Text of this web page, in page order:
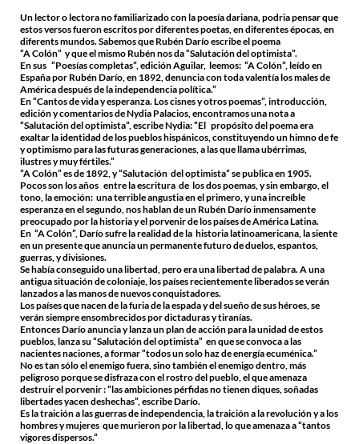
Un lector o lectora no familiarizado con la poesía dariana, podria pensar que
estos versos fueron escritos por diferentes poetas, en diferentes épocas, en
diferents mundos. Sabemos que Rubén Darío escribe el poema
“A Colón” y que el mismo Rubén nos da “Salutación del optimista”.
En sus “Poesías completas”, edición Aguilar, leemos: “A Colón”, leído en
España por Rubén Darío, en 1892, denuncia con toda valentía los males de
América después de la independencia política.”
En “Cantos de vida y esperanza. Los cisnes y otros poemas”, introducción,
edición y comentarios de Nydia Palacios, encontramos una nota a
“Salutación del optimista”, escribe Nydia: “El propósito del poema era
exaltar la identidad de los pueblos hispánicos, constituyendo un himno de fe
y optimismo para las futuras generaciones, a las que llama ubérrimas,
ilustres y muy fértiles.”
”A Colón” es de 1892, y “Salutación del optimista” se publica en 1905.
Pocos son los años entre la escritura de los dos poemas, y sin embargo, el
tono, la emoción: una terrible angustia en el primero, y una increíble
esperanza en el segundo, nos hablan de un Rubén Darío inmensamente
preocupado por la historia y el porvenir de los países de América Latina.
En “A Colón”, Darío sufre la realidad de la historia latinoamericana, la siente
en un presente que anuncia un permanente futuro de duelos, espantos,
guerras, y divisiones.
Se había conseguido una libertad, pero era una libertad de palabra. A una
antigua situación de coloniaje, los países recientemente liberados se verán
lanzados a las manos de nuevos conquistadores.
Los países que nacen de la furia de la espada y del sueño de sus héroes, se
verán siempre ensombrecidos por dictaduras y tiranías.
Entonces Darío anuncia y lanza un plan de acción para la unidad de estos
pueblos, lanza su “Salutación del optimista” en que se convoca a las
nacientes naciones, a formar “todos un solo haz de energía ecuménica.”
No es tan sólo el enemigo fuera, sino también el enemigo dentro, más
peligroso porque se disfraza con el rostro del pueblo, el que amenaza
destruir el porvenir : “las ambiciones pérfidas no tienen diques, soñadas
libertades yacen deshechas”, escribe Darío.
Es la traición a las guerras de independencia, la traición a la revolución y a los
hombres y mujeres que murieron por la libertad, lo que amenaza a “tantos
vigores dispersos.”